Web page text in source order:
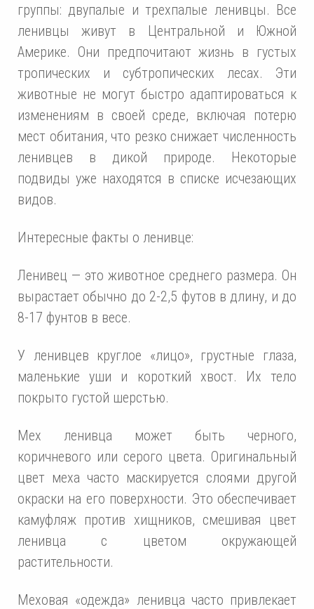
группы: двупалые и трехпалые ленивцы. Все
ленивцы живут в Центральной и Южной
Америке. Они предпочитают жизнь в густых
тропических и субтропических лесах. Эти
животные не могут быстро адаптироваться к
изменениям в своей среде, включая потерю
мест обитания, что резко снижает численность
ленивцев в дикой природе. Некоторые
подвиды уже находятся в списке исчезающих
видов.
Интересные факты о ленивце:
Ленивец — это животное среднего размера. Он
вырастает обычно до 2-2,5 футов в длину, и до
8-17 фунтов в весе.
У ленивцев круглое «лицо», грустные глаза,
маленькие уши и короткий хвост. Их тело
покрыто густой шерстью.
Мех ленивца может быть черного,
коричневого или серого цвета. Оригинальный
цвет меха часто маскируется слоями другой
окраски на его поверхности. Это обеспечивает
камуфляж против хищников, смешивая цвет
ленивца с цветом окружающей
растительности.
Меховая «одежда» ленивца часто привлекает